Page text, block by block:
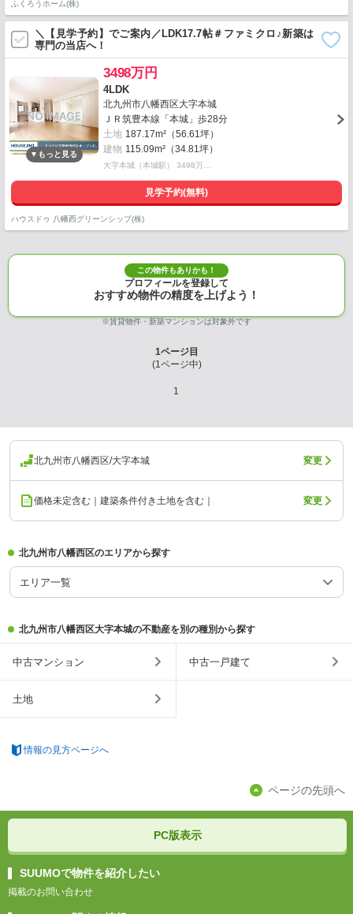
ふくろうホーム(株)
＼【見学予約】でご案内／LDK17.7帖＃ファミクロ♪新築は
専門の当店へ！
3498万円
4LDK
北九州市八幡西区大字本城
ＪＲ筑豊本線「本城」歩28分
土地 187.17m²（56.61坪）
建物 115.09m²（34.81坪）
大字本城（本城駅） 3498万…
見学予約(無料)
ハウスドゥ 八幡西グリーンシップ(株)
この物件もありかも！
プロフィールを登録して
おすすめ物件の精度を上げよう！
※賃貸物件・新築マンションは対象外です
1ページ目
(1ページ中)
1
北九州市八幡西区/大字本城 変更
価格未定含む｜建築条件付き土地を含む｜ 変更
北九州市八幡西区のエリアから探す
エリア一覧
北九州市八幡西区大字本城の不動産を別の種別から探す
中古マンション 中古一戸建て
土地
情報の見方ページへ
ページの先頭へ
PC版表示
SUUMOで物件を紹介したい
掲載のお問い合わせ